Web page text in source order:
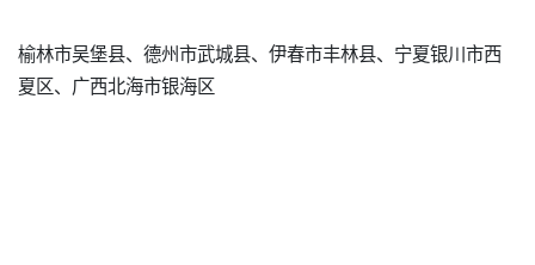
榆林市吴堡县、德州市武城县、伊春市丰林县、宁夏银川市西
夏区、广西北海市银海区